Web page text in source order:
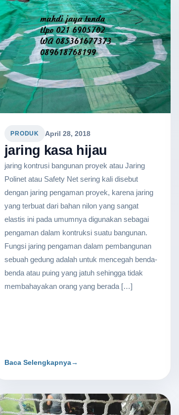
PRODUK April 28, 2018
jaring kasa hijau
jaring kontrusi bangunan proyek atau Jaring
Polinet atau Safety Net sering kali disebut
dengan jaring pengaman proyek, karena jaring
yang terbuat dari bahan nilon yang sangat
elastis ini pada umumnya digunakan sebagai
pengaman dalam kontruksi suatu bangunan.
Fungsi jaring pengaman dalam pembangunan
sebuah gedung adalah untuk mencegah benda-
benda atau puing yang jatuh sehingga tidak
membahayakan orang yang berada […]
Baca Selengkapnya→